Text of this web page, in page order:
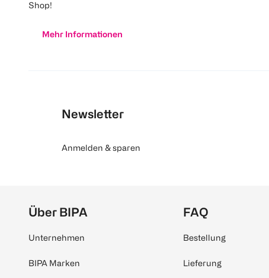
Shop!
Mehr Informationen
Newsletter
Anmelden & sparen
Über BIPA
Unternehmen
BIPA Marken
FAQ
Bestellung
Lieferung